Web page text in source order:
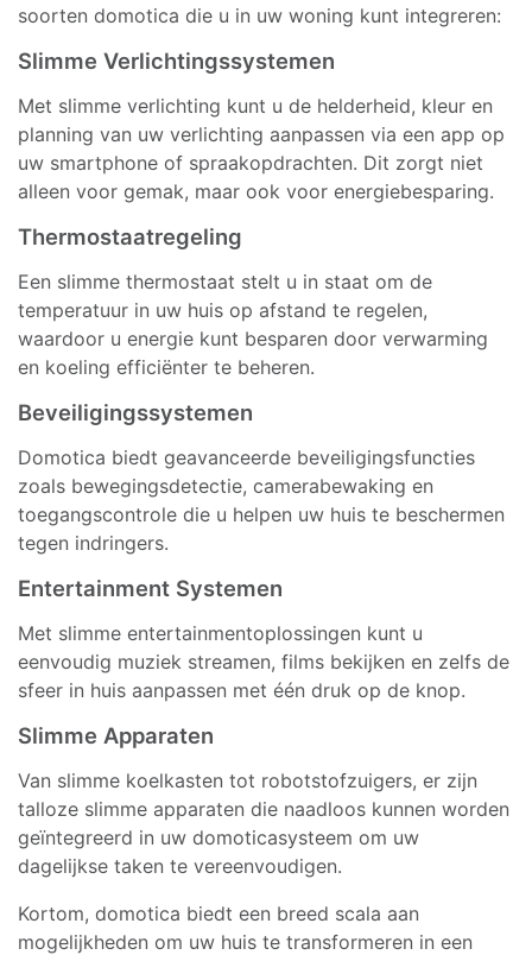
soorten domotica die u in uw woning kunt integreren:
Slimme Verlichtingssystemen
Met slimme verlichting kunt u de helderheid, kleur en
planning van uw verlichting aanpassen via een app op
uw smartphone of spraakopdrachten. Dit zorgt niet
alleen voor gemak, maar ook voor energiebesparing.
Thermostaatregeling
Een slimme thermostaat stelt u in staat om de
temperatuur in uw huis op afstand te regelen,
waardoor u energie kunt besparen door verwarming
en koeling efficiënter te beheren.
Beveiligingssystemen
Domotica biedt geavanceerde beveiligingsfuncties
zoals bewegingsdetectie, camerabewaking en
toegangscontrole die u helpen uw huis te beschermen
tegen indringers.
Entertainment Systemen
Met slimme entertainmentoplossingen kunt u
eenvoudig muziek streamen, films bekijken en zelfs de
sfeer in huis aanpassen met één druk op de knop.
Slimme Apparaten
Van slimme koelkasten tot robotstofzuigers, er zijn
talloze slimme apparaten die naadloos kunnen worden
geïntegreerd in uw domoticasysteem om uw
dagelijkse taken te vereenvoudigen.
Kortom, domotica biedt een breed scala aan
mogelijkheden om uw huis te transformeren in een